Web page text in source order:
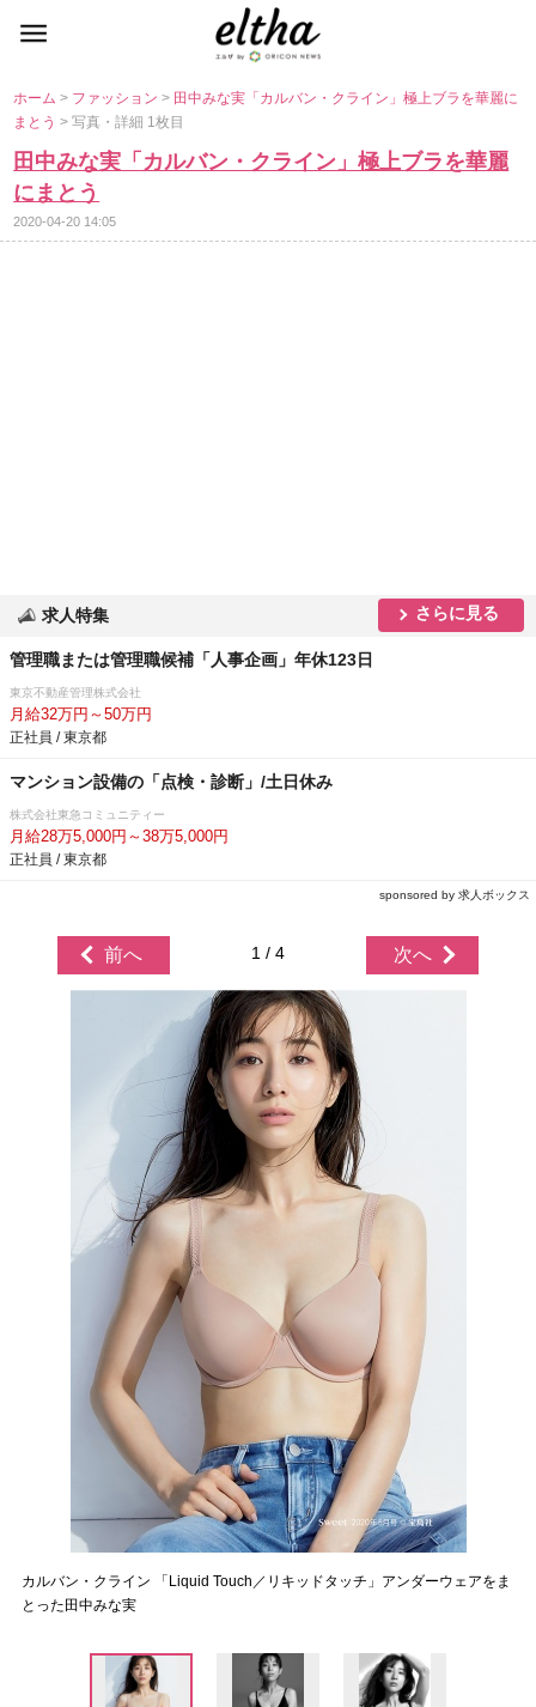
ホーム> ファッション> 田中みな実「カルバン・クライン」極上ブラを華麗に
まとう> 写真・詳細 1枚目
田中みな実「カルバン・クライン」極上ブラを華麗
にまとう
2020-04-20 14:05
求人特集 さらに見る
管理職または管理職候補「人事企画」年休123日
東京不動産管理株式会社
月給32万円～50万円
正社員 / 東京都
マンション設備の「点検・診断」/土日休み
株式会社東急コミュニティー
月給28万5,000円～38万5,000円
正社員 / 東京都
sponsored by 求人ボックス
前へ 1 / 4 次へ
カルバン・クライン 「Liquid Touch／リキッドタッチ」アンダーウェアをま
とった田中みな実